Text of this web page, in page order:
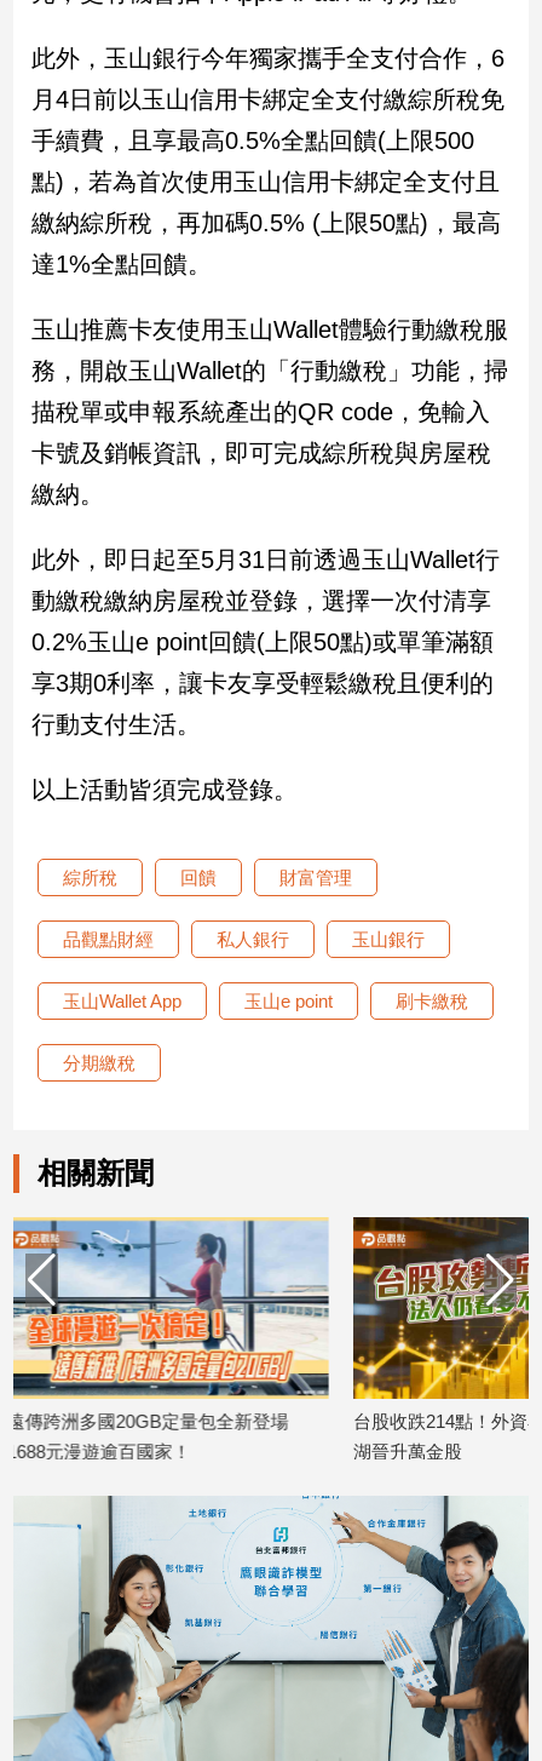
南
台
灣
觀
台
灣
觀
點
娛
娛
樂
聞
流
行/
時
追
生
活
室
內
旅
遊/
美
食
星
座/
命
理
消
費
健
子/
創
／
此外，玉山銀行今年獨家攜手全支付合作，6
月4日前以玉山信用卡綁定全支付繳綜所稅免
手續費，且享最高0.5%全點回饋(上限500
點)，若為首次使用玉山信用卡綁定全支付且
繳納綜所稅，再加碼0.5% (上限50點)，最高
達1%全點回饋。
玉山推薦卡友使用玉山Wallet體驗行動繳稅服
務，開啟玉山Wallet的「行動繳稅」功能，掃
描稅單或申報系統產出的QR code，免輸入
卡號及銷帳資訊，即可完成綜所稅與房屋稅
繳納。
此外，即日起至5月31日前透過玉山Wallet行
動繳稅繳納房屋稅並登錄，選擇一次付清享
0.2%玉山e point回饋(上限50點)或單筆滿額
享3期0利率，讓卡友享受輕鬆繳稅且便利的
行動支付生活。
以上活動皆須完成登錄。
綜所稅 回饋 財富管理
品觀點財經 私人銀行 玉山銀行
玉山Wallet App 玉山e point 刷卡繳稅
分期繳稅
相關新聞
登場
台股收跌214點！外資小買20億 股后川
湖晉升萬金股
美國運通
台消費最